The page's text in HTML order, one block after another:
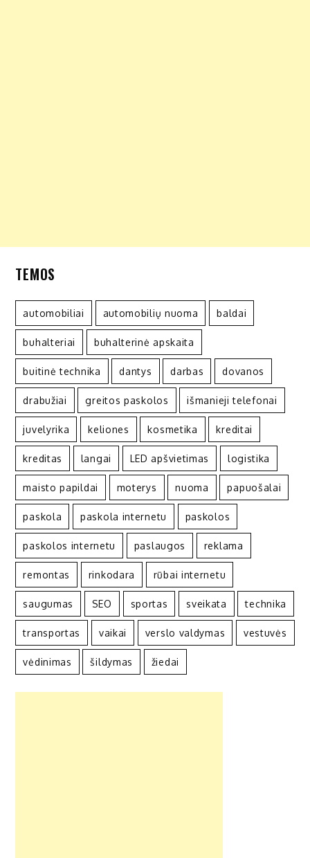
TEMOS
automobiliai automobilių nuoma baldai
buhalteriai buhalterinė apskaita
buitinė technika dantys darbas dovanos
drabužiai greitos paskolos išmanieji telefonai
juvelyrika keliones kosmetika kreditai
kreditas langai LED apšvietimas logistika
maisto papildai moterys nuoma papuošalai
paskola paskola internetu paskolos
paskolos internetu paslaugos reklama
remontas rinkodara rūbai internetu
saugumas SEO sportas sveikata technika
transportas vaikai verslo valdymas vestuvės
vėdinimas šildymas žiedai